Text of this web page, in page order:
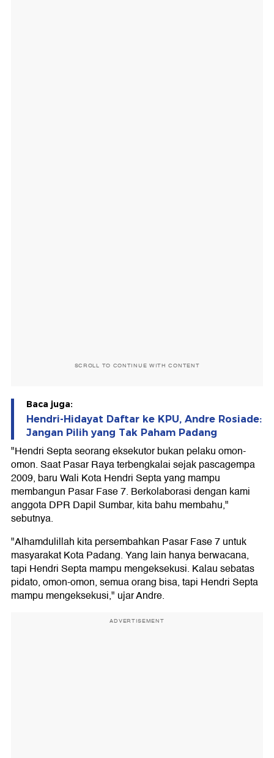
SCROLL TO CONTINUE WITH CONTENT
Baca juga:
Hendri-Hidayat Daftar ke KPU, Andre Rosiade:
Jangan Pilih yang Tak Paham Padang
"Hendri Septa seorang eksekutor bukan pelaku omon-
omon. Saat Pasar Raya terbengkalai sejak pascagempa
2009, baru Wali Kota Hendri Septa yang mampu
membangun Pasar Fase 7. Berkolaborasi dengan kami
anggota DPR Dapil Sumbar, kita bahu membahu,"
sebutnya.
"Alhamdulillah kita persembahkan Pasar Fase 7 untuk
masyarakat Kota Padang. Yang lain hanya berwacana,
tapi Hendri Septa mampu mengeksekusi. Kalau sebatas
pidato, omon-omon, semua orang bisa, tapi Hendri Septa
mampu mengeksekusi," ujar Andre.
ADVERTISEMENT